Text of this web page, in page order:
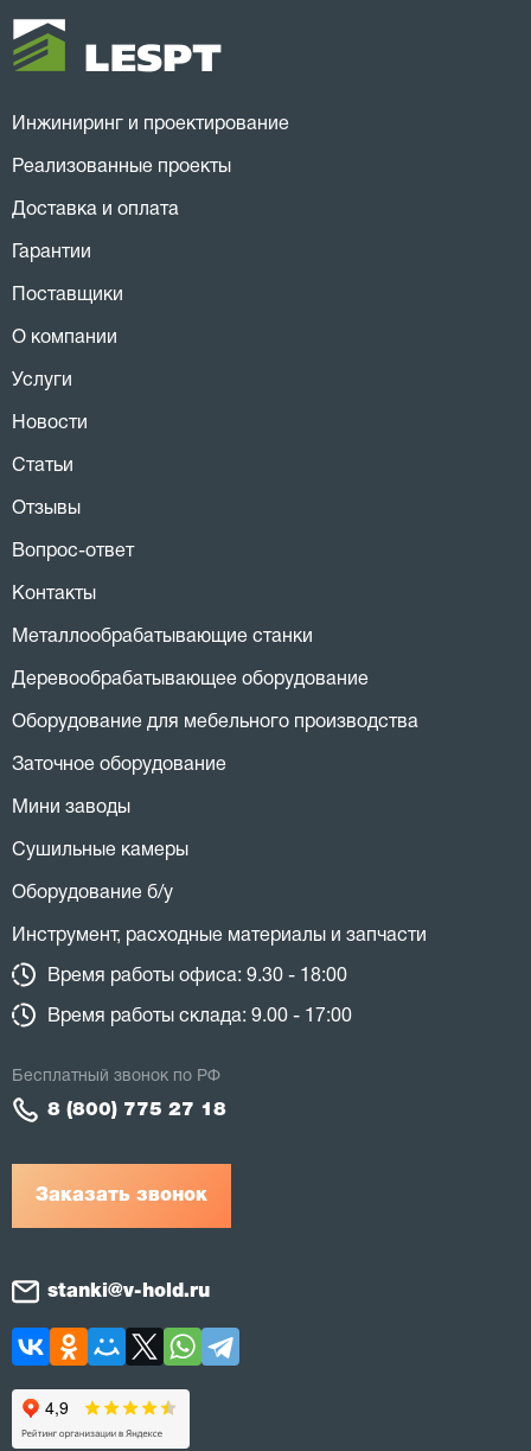
Инжиниринг и проектирование
Реализованные проекты
Доставка и оплата
Гарантии
Поставщики
О компании
Услуги
Новости
Статьи
Отзывы
Вопрос-ответ
Контакты
Металлообрабатывающие станки
Деревообрабатывающее оборудование
Оборудование для мебельного производства
Заточное оборудование
Мини заводы
Сушильные камеры
Оборудование б/у
Инструмент, расходные материалы и запчасти
Время работы офиса: 9.30 - 18:00
Время работы склада: 9.00 - 17:00
Заказать звонок
Бесплатный звонок по РФ
8 (800) 775 27 18
stanki@v-hold.ru